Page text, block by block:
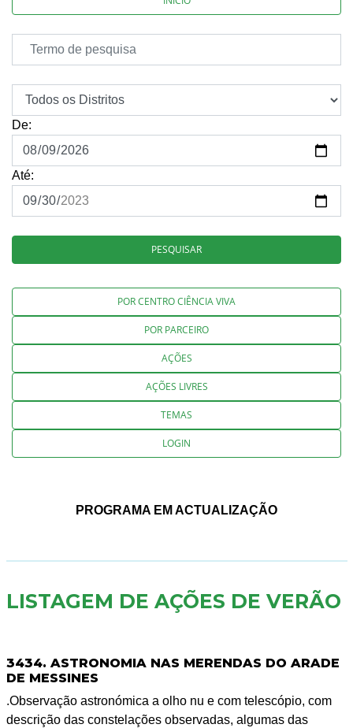
De:
Até:
PESQUISAR
POR CENTRO CIÊNCIA VIVA
POR PARCEIRO
AÇÕES
AÇÕES LIVRES
TEMAS
LOGIN
PROGRAMA EM ACTUALIZAÇÃO
LISTAGEM DE AÇÕES DE VERÃO
3434. ASTRONOMIA NAS MERENDAS DO ARADE
DE MESSINES
.Observação astronómica a olho nu e com telescópio, com
descrição das constelações observadas, algumas das